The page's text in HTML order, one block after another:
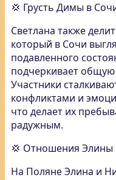
💢 Грусть Димы в
Светлана также
который в Сочи
подавленного
подчеркивает
Участники
конфликтами и
что делает их
радужным.
💢 Отношения Элины
На Поляне Элина и